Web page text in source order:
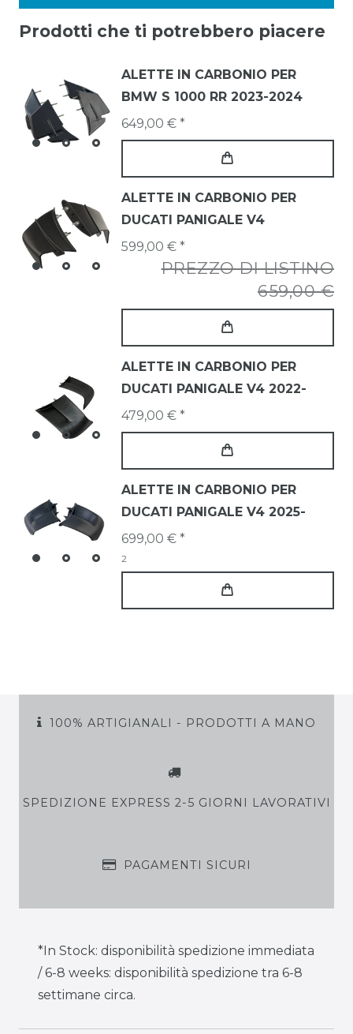
Prodotti che ti potrebbero piacere
ALETTE IN CARBONIO PER
BMW S 1000 RR 2023-2024
649,00 € *
ALETTE IN CARBONIO PER
DUCATI PANIGALE V4
PREZZO DI LISTINO
659,00 €
599,00 € *
ALETTE IN CARBONIO PER
DUCATI PANIGALE V4 2022-
479,00 € *
ALETTE IN CARBONIO PER
DUCATI PANIGALE V4 2025-
699,00 € *
2
100% ARTIGIANALI - PRODOTTI A MANO
SPEDIZIONE EXPRESS 2-5 GIORNI LAVORATIVI
PAGAMENTI SICURI
*In Stock: disponibilità spedizione immediata
/ 6-8 weeks: disponibilità spedizione tra 6-8
settimane circa.